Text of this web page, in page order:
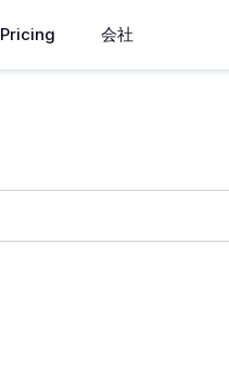
Pricing 会社